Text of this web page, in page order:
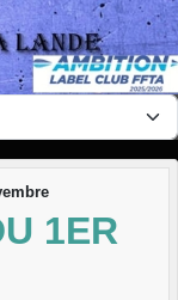
1ER